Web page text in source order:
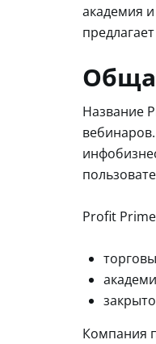
академия
Название
Profit
Компания